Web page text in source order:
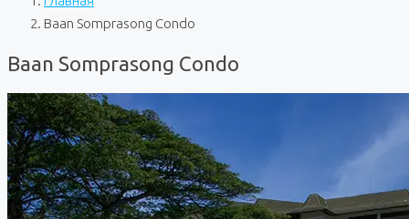
Baan Somprasong Condo
Baan Somprasong Condo